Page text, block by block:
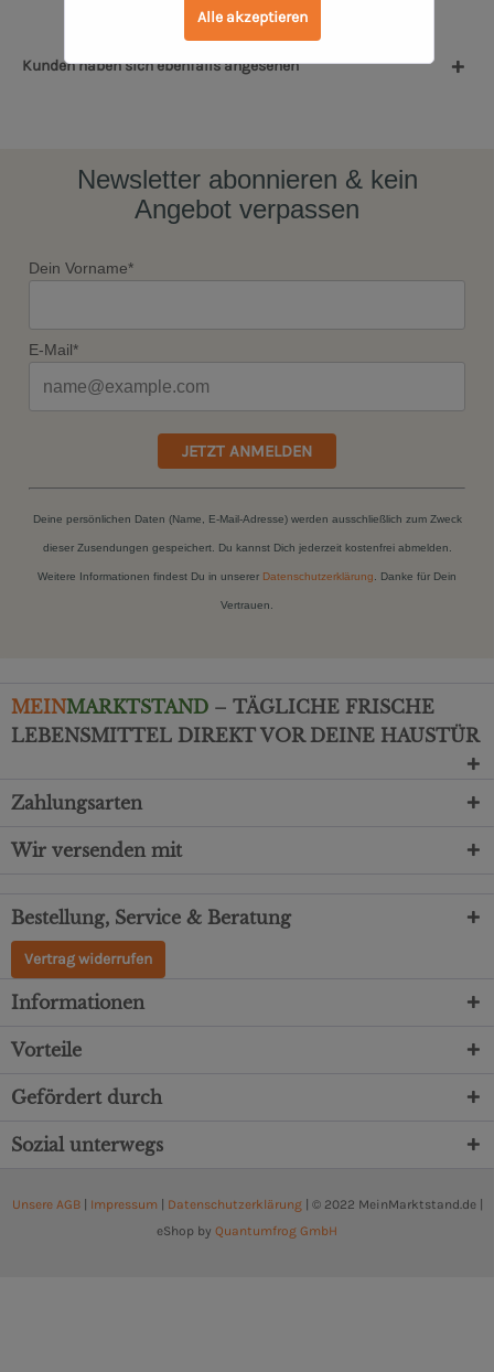
Kunden haben sich ebenfalls angesehen
Newsletter abonnieren & kein
Angebot verpassen
Dein Vorname*
E-Mail*
JETZT ANMELDEN
Deine persönlichen Daten (Name, E-Mail-Adresse) werden ausschließlich zum Zweck
dieser Zusendungen gespeichert. Du kannst Dich jederzeit kostenfrei abmelden.
Weitere Informationen findest Du in unserer Datenschutzerklärung . Danke für Dein
Vertrauen.
MEINMARKTSTAND – TÄGLICHE FRISCHE
LEBENSMITTEL DIREKT VOR DEINE HAUSTÜR
Zahlungsarten
Wir versenden mit
Bestellung, Service & Beratung
Vertrag widerrufen
Informationen
Vorteile
Gefördert durch
Sozial unterwegs
Unsere AGB| Impressum Datenschutzerklärung| © 2022 MeinMarktstand.de |
eShop by Quantumfrog GmbH
Alle akzeptieren